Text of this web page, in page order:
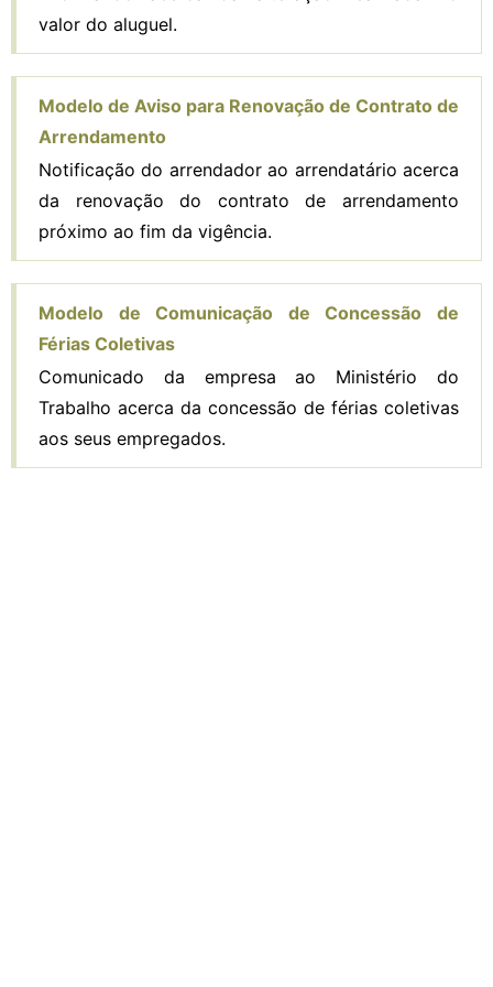
valor do aluguel.
Modelo de Aviso para Renovação de Contrato de
Arrendamento
Notificação do arrendador ao arrendatário acerca
da renovação do contrato de arrendamento
próximo ao fim da vigência.
Modelo de Comunicação de Concessão de
Férias Coletivas
Comunicado da empresa ao Ministério do
Trabalho acerca da concessão de férias coletivas
aos seus empregados.